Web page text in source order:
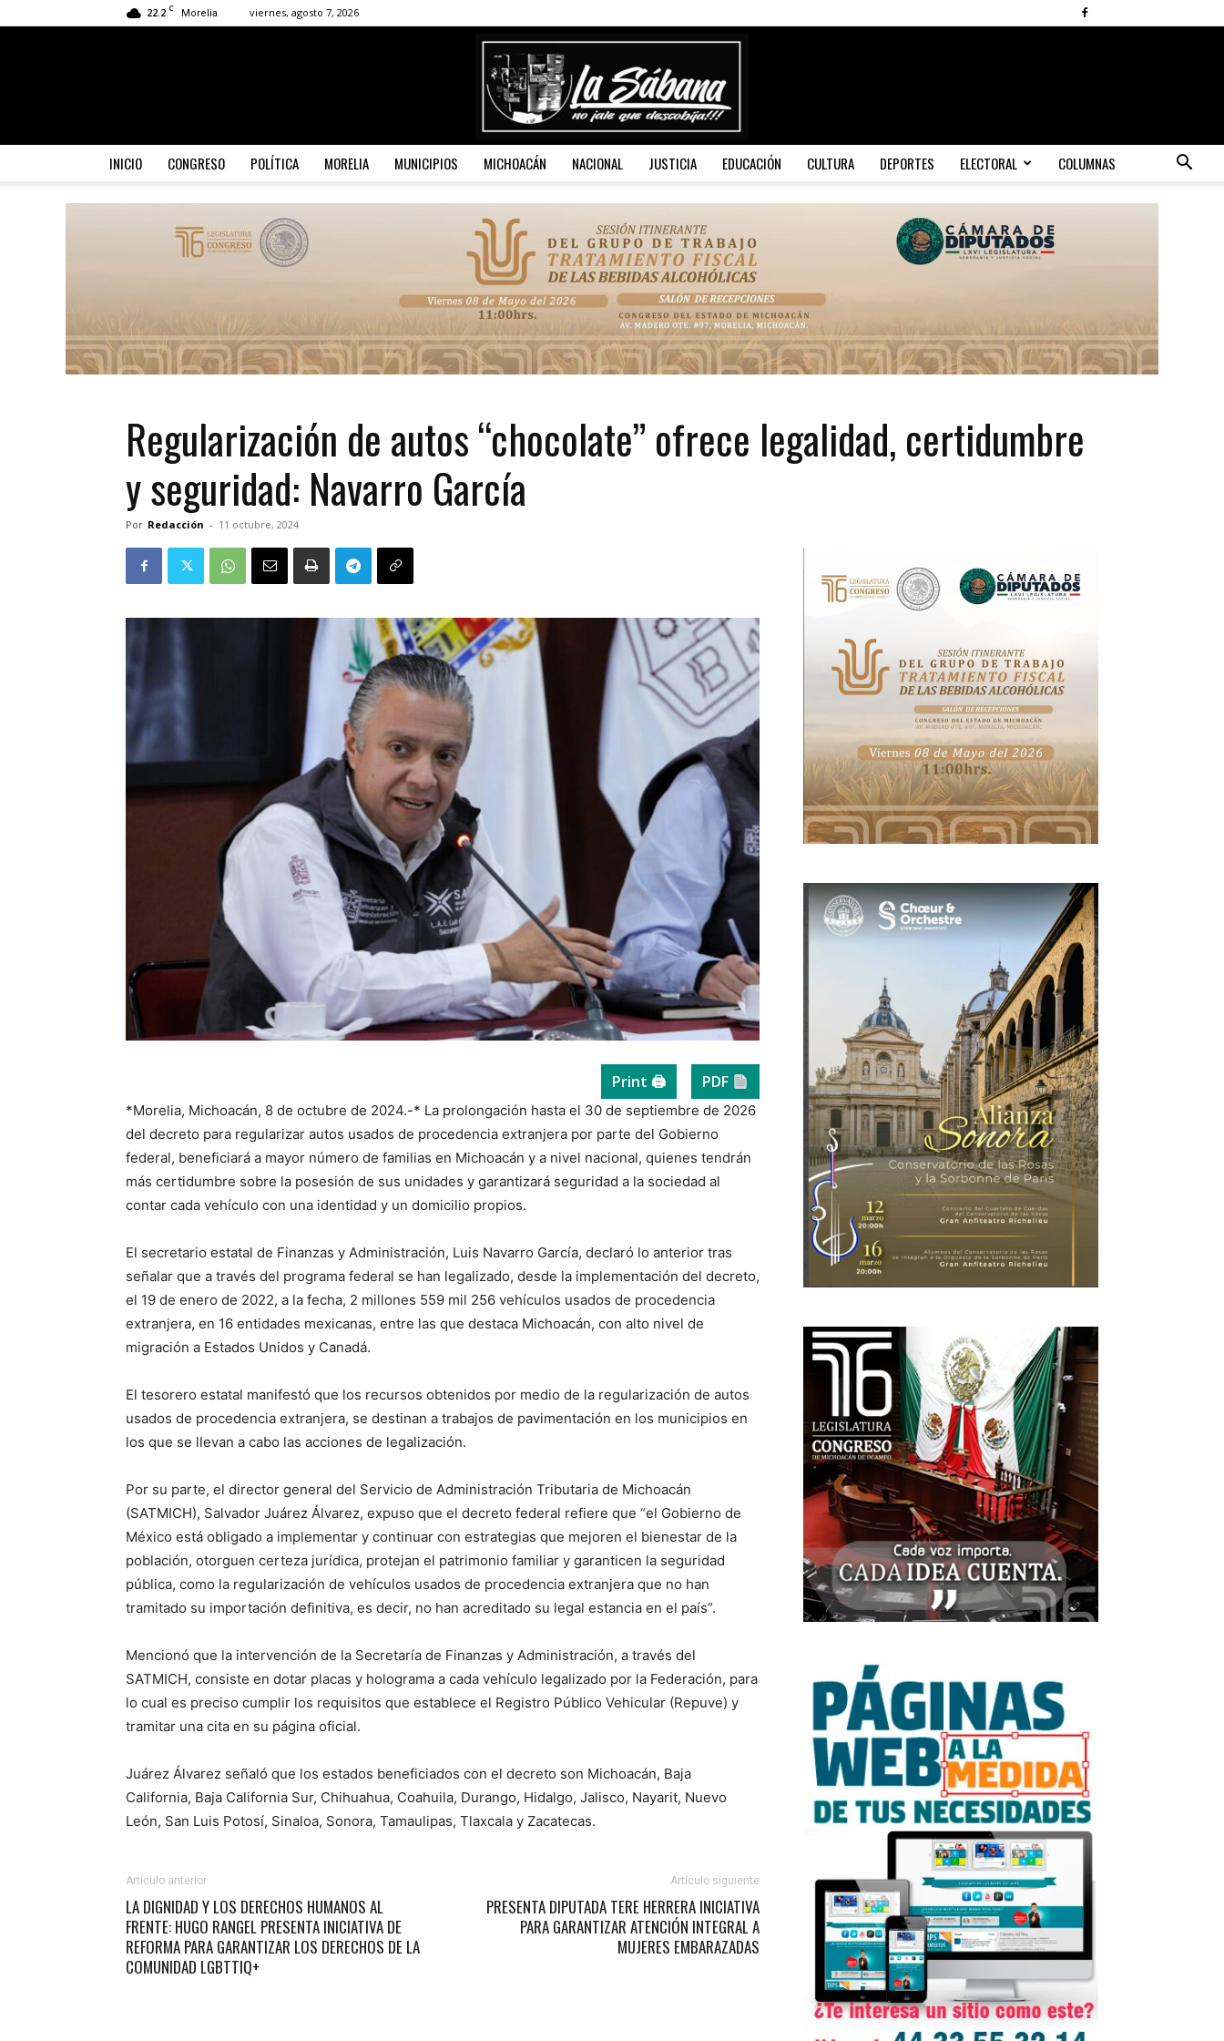
22.2 C Morelia viernes, agosto 7, 2026
Sábana
INICIO CONGRESO POLÍTICA MORELIA MUNICIPIOS MICHOACÁN NACIONAL JUSTICIA EDUCACIÓN CULTURA DEPORTES ELECTORAL COLUMNAS
Regularización de autos “chocolate” ofrece legalidad, certidumbre
y seguridad: Navarro García
Por Redacción - 11 octubre, 2024
Print 🖨 PDF
*Morelia, Michoacán, 8 de octubre de 2024.-* La prolongación hasta el 30 de septiembre de 2026
del decreto para regularizar autos usados de procedencia extranjera por parte del Gobierno
federal, beneficiará a mayor número de familias en Michoacán y a nivel nacional, quienes tendrán
más certidumbre sobre la posesión de sus unidades y garantizará seguridad a la sociedad al
contar cada vehículo con una identidad y un domicilio propios.
El secretario estatal de Finanzas y Administración, Luis Navarro García, declaró lo anterior tras
señalar que a través del programa federal se han legalizado, desde la implementación del decreto,
el 19 de enero de 2022, a la fecha, 2 millones 559 mil 256 vehículos usados de procedencia
extranjera, en 16 entidades mexicanas, entre las que destaca Michoacán, con alto nivel de
migración a Estados Unidos y Canadá.
El tesorero estatal manifestó que los recursos obtenidos por medio de la regularización de autos
usados de procedencia extranjera, se destinan a trabajos de pavimentación en los municipios en
los que se llevan a cabo las acciones de legalización.
Por su parte, el director general del Servicio de Administración Tributaria de Michoacán
(SATMICH), Salvador Juárez Álvarez, expuso que el decreto federal refiere que “el Gobierno de
México está obligado a implementar y continuar con estrategias que mejoren el bienestar de la
población, otorguen certeza jurídica, protejan el patrimonio familiar y garanticen la seguridad
pública, como la regularización de vehículos usados de procedencia extranjera que no han
tramitado su importación definitiva, es decir, no han acreditado su legal estancia en el país”.
Mencionó que la intervención de la Secretaría de Finanzas y Administración, a través del
SATMICH, consiste en dotar placas y holograma a cada vehículo legalizado por la Federación, para
lo cual es preciso cumplir los requisitos que establece el Registro Público Vehicular (Repuve) y
tramitar una cita en su página oficial.
Juárez Álvarez señaló que los estados beneficiados con el decreto son Michoacán, Baja
California, Baja California Sur, Chihuahua, Coahuila, Durango, Hidalgo, Jalisco, Nayarit, Nuevo
León, San Luis Potosí, Sinaloa, Sonora, Tamaulipas, Tlaxcala y Zacatecas.
Artículo anterior
LA DIGNIDAD Y LOS DERECHOS HUMANOS AL
FRENTE: HUGO RANGEL PRESENTA INICIATIVA DE
REFORMA PARA GARANTIZAR LOS DERECHOS DE LA
COMUNIDAD LGBTTIQ+
Artículo siguiente
PRESENTA DIPUTADA TERE HERRERA INICIATIVA
PARA GARANTIZAR ATENCIÓN INTEGRAL A
MUJERES EMBARAZADAS